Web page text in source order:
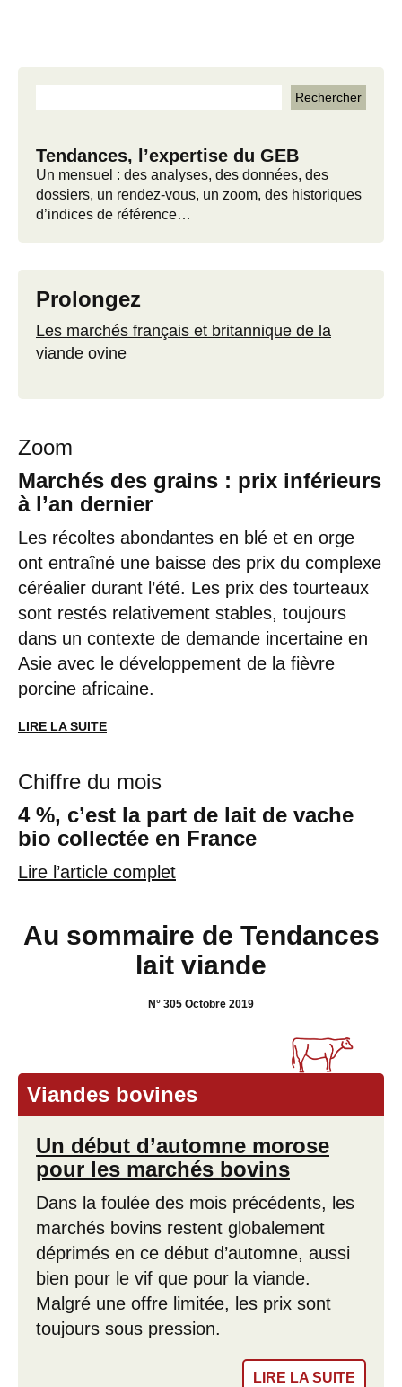
Tendances, l’expertise du GEB
Un mensuel : des analyses, des données, des
dossiers, un rendez-vous, un zoom, des historiques
d’indices de référence…
Prolongez
Les marchés français et britannique de la
viande ovine
Zoom
Marchés des grains : prix inférieurs
à l’an dernier
Les récoltes abondantes en blé et en orge
ont entraîné une baisse des prix du complexe
céréalier durant l’été. Les prix des tourteaux
sont restés relativement stables, toujours
dans un contexte de demande incertaine en
Asie avec le développement de la fièvre
porcine africaine.
LIRE LA SUITE
Chiffre du mois
4 %, c’est la part de lait de vache
bio collectée en France
Lire l’article complet
Au sommaire de Tendances
lait viande
N° 305 Octobre 2019
Viandes bovines
Un début d’automne morose
pour les marchés bovins
Dans la foulée des mois précédents, les
marchés bovins restent globalement
déprimés en ce début d’automne, aussi
bien pour le vif que pour la viande.
Malgré une offre limitée, les prix sont
toujours sous pression.
LIRE LA SUITE